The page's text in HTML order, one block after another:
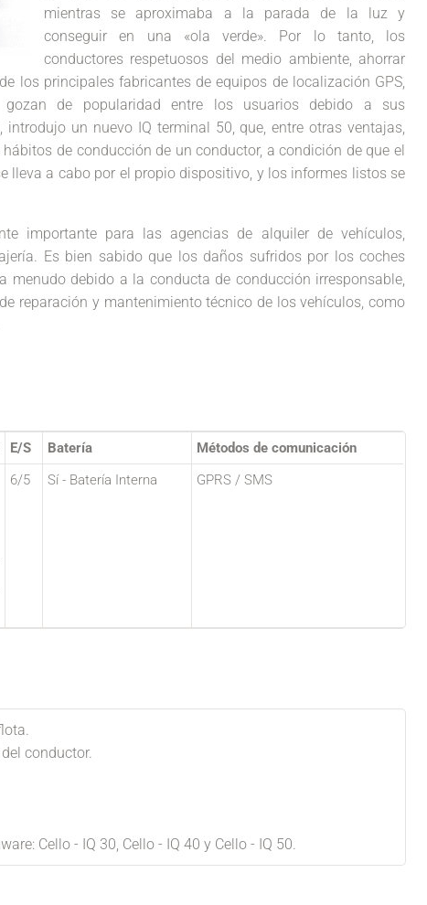
mientras se aproximaba a la parada de la luz y
conseguir en una «ola verde». Por lo tanto, los
conductores respetuosos del medio ambiente, ahorrar
los principales fabricantes de equipos de localización GPS,
gozan de popularidad entre los usuarios debido a sus
un nuevo IQ terminal 50, que, entre otras ventajas,
de conducción de un conductor, a condición de que el
lleva a cabo por el propio dispositivo, y los informes listos se
importante para las agencias de alquiler de vehículos,
Es bien sabido que los daños sufridos por los coches
menudo debido a la conducta de conducción irresponsable,
reparación y mantenimiento técnico de los vehículos, como
E/S Batería
Métodos de comunicación
6/5 Sí - Batería Interna GPRS / SMS
conductor.
Cello - IQ 30, Cello - IQ 40 y Cello - IQ 50.